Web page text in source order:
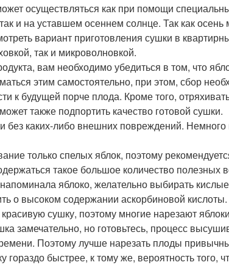
осуществляться как при помощи
и на уставшем осеннем солнце. Так как
вариант приготовления сушки в
так и микроволновкой.
вам необходимо убедиться в том, что
этим самостоятельно, при этом, сбор
к будущей порче плода. Кроме того,
также подпортить качество готовой сушки.
без каких-либо внешних повреждений.
только спелых яблок, поэтому
такое большое количество полезных
яблоко, желательно выбирать
о высоком содержании аскорбиновой кислоты.
красивую сушку, поэтому многие нарезают
замечательно, но готовьтесь, процесс
Поэтому лучше нарезать плоды
гораздо быстрее, к тому же, вероятность того,